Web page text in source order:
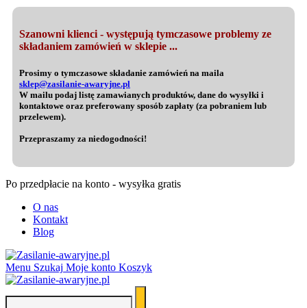
Szanowni klienci - występują tymczasowe problemy ze
składaniem zamówień w sklepie ...
Prosimy o tymczasowe składanie zamówień na maila
sklep@zasilanie-awaryjne.pl
W mailu podaj listę zamawianych produktów, dane do wysyłki i
kontaktowe oraz preferowany sposób zapłaty (za pobraniem lub
przelewem).
Przepraszamy za niedogodności!
Po przedpłacie na konto - wysyłka gratis
O nas
Kontakt
Blog
Menu Szukaj Moje konto Koszyk